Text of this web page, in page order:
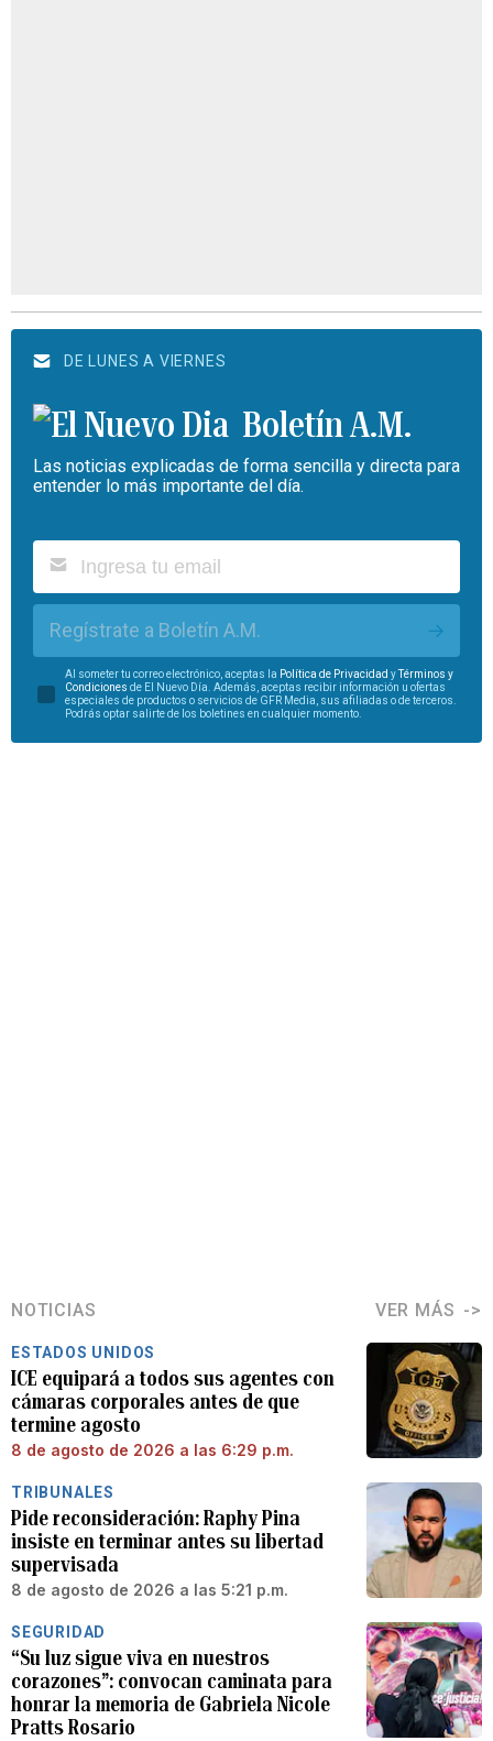
DE LUNES A VIERNES
Boletín A.M.
Las noticias explicadas de forma sencilla y directa para
entender lo más importante del día.
Regístrate a Boletín A.M.
Al someter tu correo electrónico, aceptas la Política de Privacidad yTérminos y
Condiciones de El Nuevo Día. Además, aceptas recibir información u ofertas
especiales de productos o servicios de GFR Media, sus afiliadas o de terceros.
Podrás optar salirte de los boletines en cualquier momento.
NOTICIAS VER MÁS
ESTADOS UNIDOS
ICE equipará a todos sus agentes con
cámaras corporales antes de que
termine agosto
8 de agosto de 2026 a las 6:29 p.m.
TRIBUNALES
Pide reconsideración: Raphy Pina
insiste en terminar antes su libertad
supervisada
8 de agosto de 2026 a las 5:21 p.m.
SEGURIDAD
“Su luz sigue viva en nuestros
corazones”: convocan caminata para
honrar la memoria de Gabriela Nicole
Pratts Rosario